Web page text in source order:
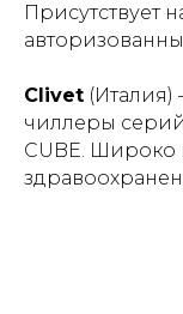
Присутствует
Clivet
чиллеры серий
CUBE. Широко